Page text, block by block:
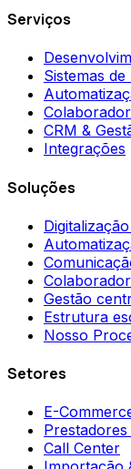
Serviços
Sistemas de
CRM &
Integrações
Soluções
Gestão
Estrutura
Nosso
Setores
E-
Call Center